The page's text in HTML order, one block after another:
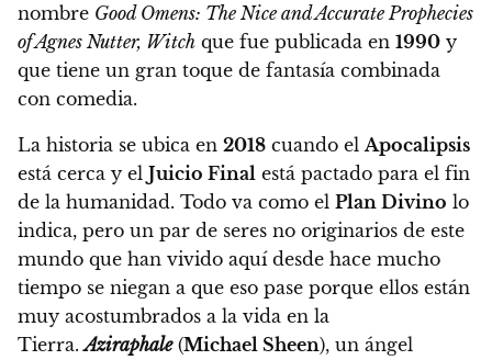
nombre Good Omens: The Nice and Accurate Prophecies
of Agnes Nutter, Witch que fue publicada en 1990 y
que tiene un gran toque de fantasía combinada
con comedia.
La historia se ubica en 2018 cuando el Apocalipsis
está cerca y el Juicio Final está pactado para el fin
de la humanidad. Todo va como el Plan Divino lo
indica, pero un par de seres no originarios de este
mundo que han vivido aquí desde hace mucho
tiempo se niegan a que eso pase porque ellos están
muy acostumbrados a la vida en la
Tierra. Aziraphale(Michael Sheen), un ángel